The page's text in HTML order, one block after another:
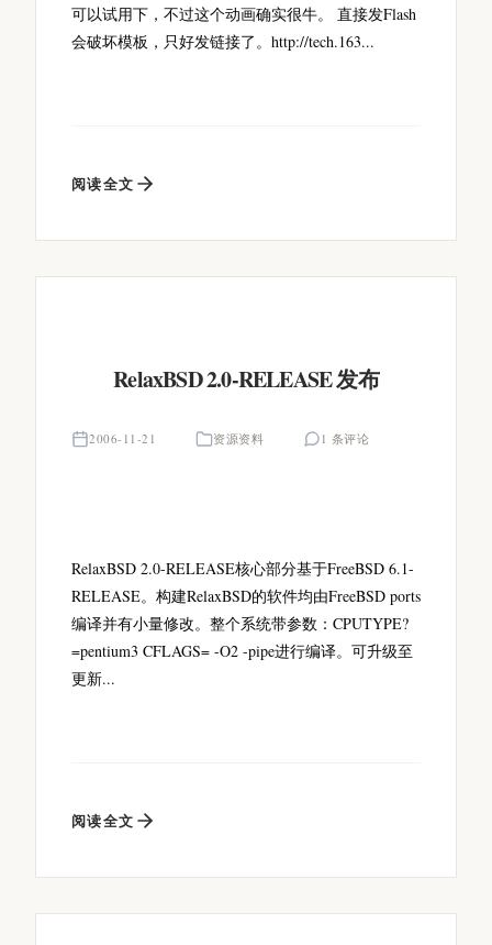
可以试用下，不过这个动画确实很牛。 直接发Flash
会破坏模板，只好发链接了。http://tech.163...
阅读全文
RelaxBSD 2.0-RELEASE 发布
2006-11-21 资源资料 1 条评论
RelaxBSD 2.0-RELEASE核心部分基于FreeBSD 6.1-
RELEASE。构建RelaxBSD的软件均由FreeBSD ports
编译并有小量修改。整个系统带参数：CPUTYPE?
=pentium3 CFLAGS= -O2 -pipe进行编译。可升级至
更新...
阅读全文